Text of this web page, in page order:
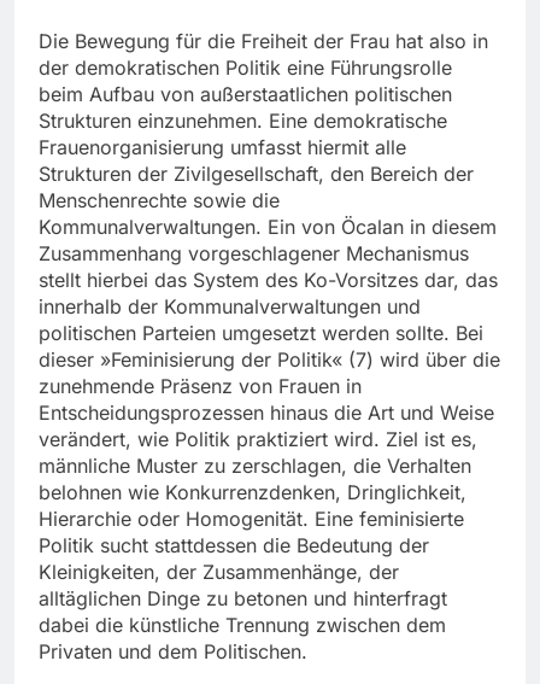
Die Bewegung für die Freiheit der Frau hat also in
der demokratischen Politik eine Führungsrolle
beim Aufbau von außerstaatlichen politischen
Strukturen einzunehmen. Eine demokratische
Frauenorganisierung umfasst hiermit alle
Strukturen der Zivilgesellschaft, den Bereich der
Menschenrechte sowie die
Kommunalverwaltungen. Ein von Öcalan in diesem
Zusammenhang vorgeschlagener Mechanismus
stellt hierbei das System des Ko-Vorsitzes dar, das
innerhalb der Kommunalverwaltungen und
politischen Parteien umgesetzt werden sollte. Bei
dieser »Feminisierung der Politik« (7) wird über die
zunehmende Präsenz von Frauen in
Entscheidungsprozessen hinaus die Art und Weise
verändert, wie Politik praktiziert wird. Ziel ist es,
männliche Muster zu zerschlagen, die Verhalten
belohnen wie Konkurrenzdenken, Dringlichkeit,
Hierarchie oder Homogenität. Eine feminisierte
Politik sucht stattdessen die Bedeutung der
Kleinigkeiten, der Zusammenhänge, der
alltäglichen Dinge zu betonen und hinterfragt
dabei die künstliche Trennung zwischen dem
Privaten und dem Politischen.